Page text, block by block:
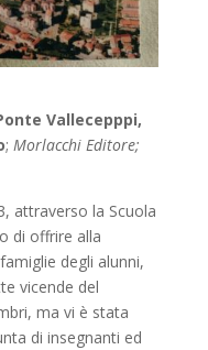
Vallecepppi,
; Morlacchi Editore;
attraverso la Scuola
di offrire alla
degli alunni,
vicende del
ma vi è stata
di insegnanti ed